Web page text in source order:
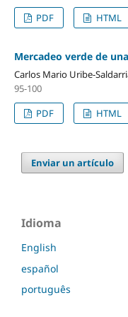
PDF
HTML
Mercadeo verde de
Carlos Mario Uribe-
95-100
PDF
HTML
Enviar un artículo
Idioma
English
español
português